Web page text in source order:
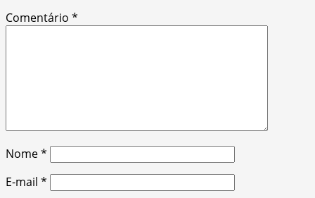
Comentário *
Nome*
E-mail *